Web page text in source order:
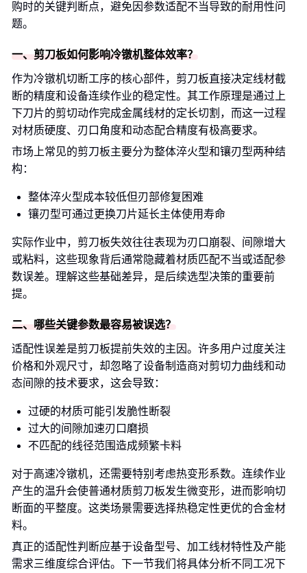
购时的关键判断点，避免因参数适配不当导致的耐用性问
题。
一、剪刀板如何影响冷镦机整体效率？
作为冷镦机切断工序的核心部件，剪刀板直接决定线材截
断的精度和设备连续作业的稳定性。其工作原理是通过上
下刀片的剪切动作完成金属线材的定长切割，而这一过程
对材质硬度、刃口角度和动态配合精度有极高要求。
市场上常见的剪刀板主要分为整体淬火型和镶刃型两种结
构：
整体淬火型成本较低但刃部修复困难
镶刃型可通过更换刀片延长主体使用寿命
实际作业中，剪刀板失效往往表现为刃口崩裂、间隙增大
或粘料，这些现象背后通常隐藏着材质匹配不当或适配参
数误差。理解这些基础差异，是后续选型决策的重要前
提。
二、哪些关键参数最容易被误选？
适配性误差是剪刀板提前失效的主因。许多用户过度关注
价格和外观尺寸，却忽略了设备制造商对剪切力曲线和动
态间隙的技术要求，这会导致：
过硬的材质可能引发脆性断裂
过大的间隙加速刃口磨损
不匹配的线径范围造成频繁卡料
对于高速冷镦机，还需要特别考虑热变形系数。连续作业
产生的温升会使普通材质剪刀板发生微变形，进而影响切
断面的平整度。这类场景需要选择热稳定性更优的合金材
料。
真正的适配性判断应基于设备型号、加工线材特性及产能
需求三维度综合评估。下一节我们将具体分析不同工况下